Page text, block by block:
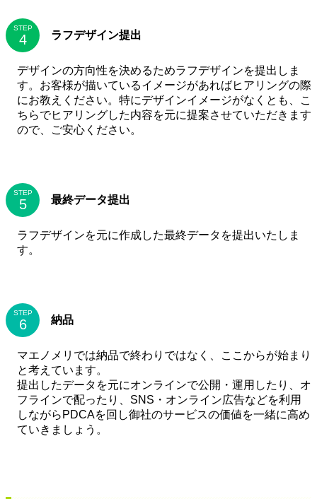
STEP
ラフデザイン提出
デザインの方向性を決めるためラフデザインを提出しま
す。お客様が描いているイメージがあればヒアリングの際
にお教えください。特にデザインイメージがなくとも、こ
ちらでヒアリングした内容を元に提案させていただきます
ので、ご安心ください。
STEP
最終データ提出
ラフデザインを元に作成した最終データを提出いたしま
す。
STEP
納品
マエノメリでは納品で終わりではなく、ここからが始まり
と考えています。
提出したデータを元にオンラインで公開・運用したり、オ
フラインで配ったり、SNS・オンライン広告などを利用
しながらPDCAを回し御社のサービスの価値を一緒に高め
ていきましょう。